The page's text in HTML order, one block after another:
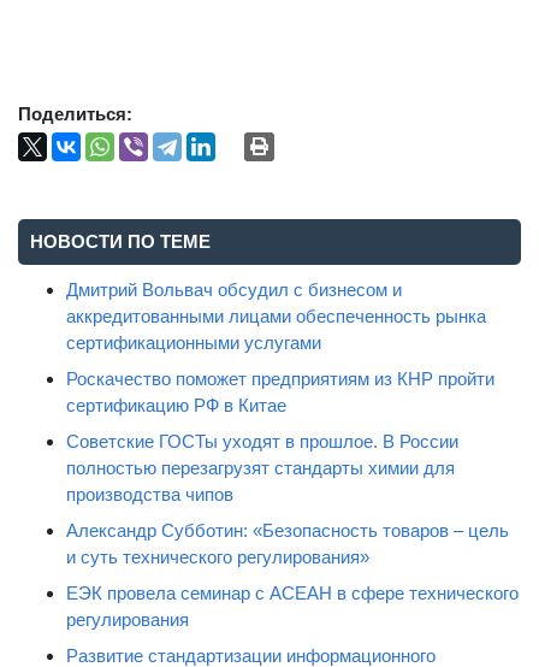
Поделиться:
НОВОСТИ ПО ТЕМЕ
Дмитрий Вольвач обсудил с бизнесом и
аккредитованными лицами обеспеченность рынка
сертификационными услугами
Роскачество поможет предприятиям из КНР пройти
сертификацию РФ в Китае
Советские ГОСТы уходят в прошлое. В России
полностью перезагрузят стандарты химии для
производства чипов
Александр Субботин: «Безопасность товаров – цель
и суть технического регулирования»
ЕЭК провела семинар с АСЕАН в сфере технического
регулирования
Развитие стандартизации информационного